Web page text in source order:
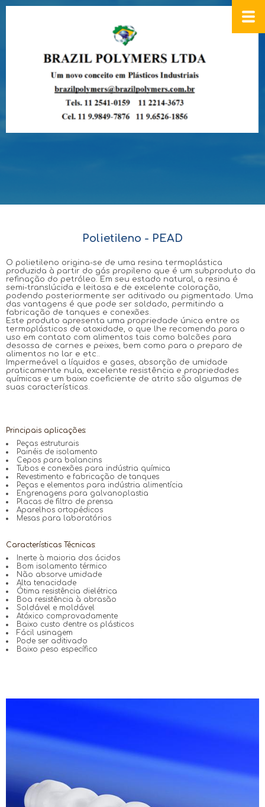
Polietileno - PEAD
O polietileno origina-se de uma resina termoplástica
produzida à partir do gás propileno que é um subproduto da
refinação do petróleo. Em seu estado natural, a resina é
semi-translúcida e leitosa e de excelente coloração,
podendo posteriormente ser aditivado ou pigmentado. Uma
das vantagens é que pode ser soldado, permitindo a
fabricação de tanques e conexões.
Este produto apresenta uma propriedade única entre os
termoplásticos de atoxidade, o que lhe recomenda para o
uso em contato com alimentos tais como balcões para
desossa de carnes e peixes, bem como para o preparo de
alimentos no lar e etc..
Impermeável a líquidos e gases, absorção de umidade
praticamente nula, excelente resistência e propriedades
químicas e um baixo coeficiente de atrito são algumas de
suas características.
Principais aplicações:
Peças estruturais
Painéis de isolamento
Cepos para balancins
Tubos e conexões para indústria química
Revestimento e fabricação de tanques
Peças e elementos para indústria alimentícia
Engrenagens para galvanoplastia
Placas de filtro de prensa
Aparelhos ortopédicos
Mesas para laboratórios
Características Técnicas:
Inerte à maioria dos ácidos
Bom isolamento térmico
Não absorve umidade
Alta tenacidade
Ótima resistência dielétrica
Boa resistência à abrasão
Soldável e moldável
Atóxico comprovadamente
Baixo custo dentre os plásticos
Fácil usinagem
Pode ser aditivado
Baixo peso específico